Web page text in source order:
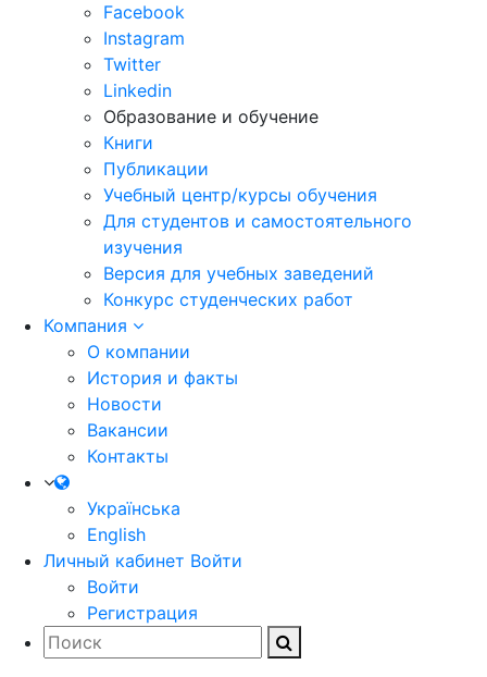
Facebook
Instagram
Twitter
Linkedin
Образование и обучение
Книги
Публикации
Учебный центр/курсы обучения
Для студентов и самостоятельного
изучения
Версия для учебных заведений
Конкурс студенческих работ
Компания
О компании
История и факты
Новости
Вакансии
Контакты
Українська
English
Личный кабинет Войти
Войти
Регистрация